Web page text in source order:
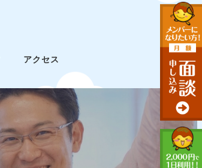
アクセス